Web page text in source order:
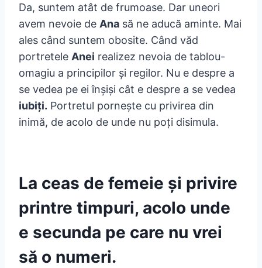
Da, suntem atât de frumoase. Dar uneori
avem nevoie de Ana să ne aducă aminte. Mai
ales când suntem obosite. Când văd
portretele Anei realizez nevoia de tablou-
omagiu a principilor și regilor. Nu e despre a
se vedea pe ei înșiși cât e despre a se vedea
iubiți. Portretul pornește cu privirea din
inimă, de acolo de unde nu poți disimula.
La ceas de femeie și privire
printre timpuri, acolo unde
e secunda pe care nu vrei
să o numeri.